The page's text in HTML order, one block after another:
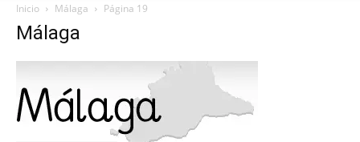
Inicio Málaga Página 19
Málaga